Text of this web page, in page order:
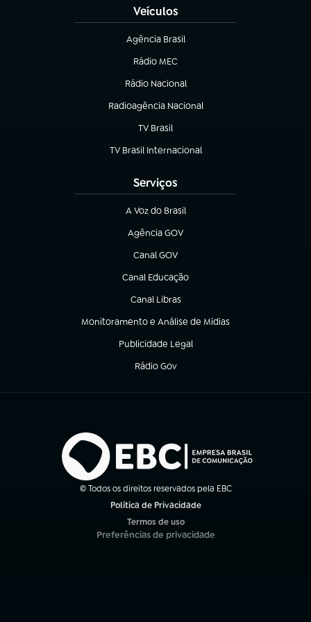
Veículos
Agência Brasil
(abre em nova aba)
Rádio MEC
(abre em nova aba)
Rádio Nacional
Radioagência Nacional
(abre em nova aba)
TV Brasil
(abre em nova aba)
TV Brasil Internacional
(abre em nova aba)
Serviços
A Voz do Brasil
(abre em nova aba)
Agência GOV
(abre em nova aba)
Canal GOV
(abre em nova aba)
Canal Educação
(abre em nova aba)
Canal Libras
(abre em nova aba)
Monitoramento e Análise de Mídias
(abre em nova aba)
Publicidade Legal
(abre em nova aba)
Rádio Gov
(abre em nova aba)
© Todos os direitos reservados pela EBC
Política de Privacidade
Termos de uso
(abre em nova aba)
Preferências de privacidade